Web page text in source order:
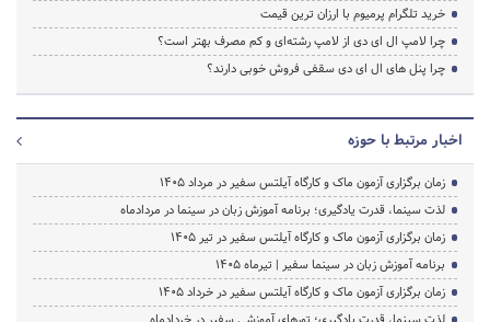
خرید تلگرام پرمیوم با ارزان ترین قیمت
چرا لامپ ال ای دی از لامپ رشته‌ای و کم مصرف بهتر است؟
چرا پنل های ال ای دی سقفی فروش خوبی دارند؟
اخبار مرتبط با حوزه
زمان برگزاری آزمون ماک و کارگاه آیلتس سفیر در مرداد 1405
لذت سینما، قدرت یادگیری؛ برنامه آموزش زبان در سینما در مردادماه
زمان برگزاری آزمون ماک و کارگاه آیلتس سفیر در تیر 1405
برنامه آموزش زبان در سینما سفیر | تیرماه ۱۴۰۵
زمان برگزاری آزمون ماک و کارگاه آیلتس سفیر در خرداد 1405